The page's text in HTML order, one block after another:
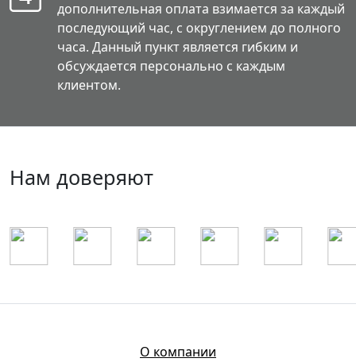
дополнительная оплата взимается за каждый
последующий час, с округлением до полного
часа. Данный пункт является гибким и
обсуждается персонально с каждым
клиентом.
Нам доверяют
О компании